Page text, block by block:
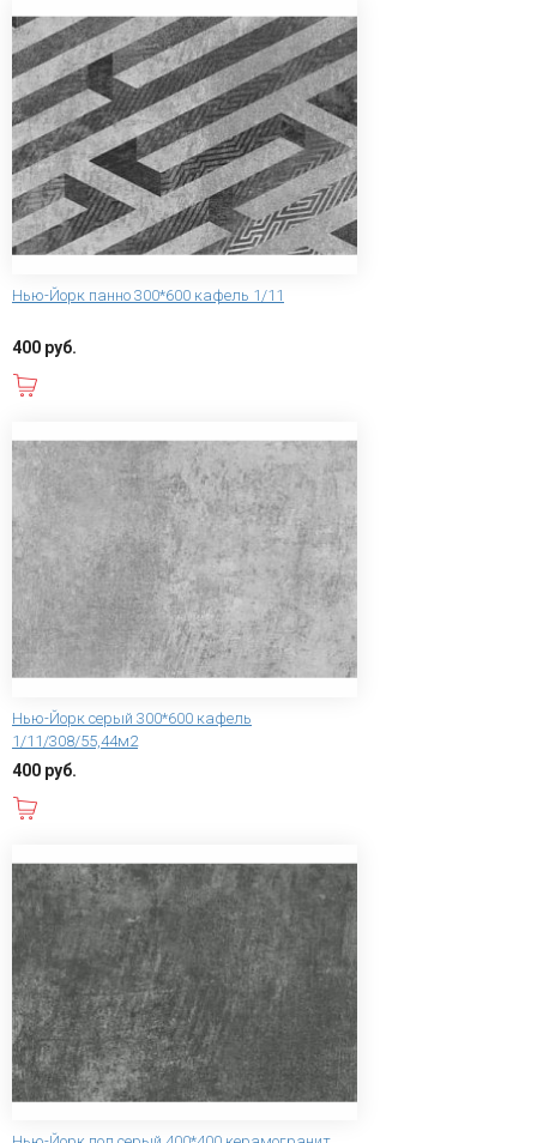
Нью-Йорк панно 300*600 кафель 1/11
400 руб.
Нью-Йорк серый 300*600 кафель
1/11/308/55,44м2
400 руб.